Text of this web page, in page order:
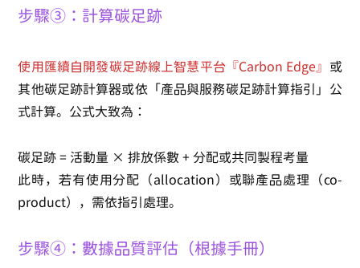
步驟③：計算碳足跡
使用匯續自開發碳足跡線上智慧平台『Carbon Edge』 或
其他碳足跡計算器或依「產品與服務碳足跡計算指引」公
式計算。公式大致為：
碳足跡 = 活動量 × 排放係數 + 分配或共同製程考量
此時，若有使用分配（allocation）或聯產品處理（co-
product），需依指引處理。
步驟④：數據品質評估（根據手冊）